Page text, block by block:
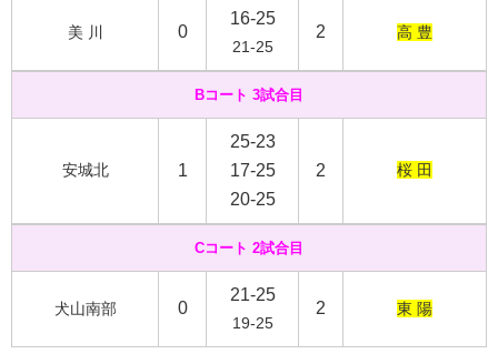
美 川 0
16-25
21-25
2 高 豊
Bコート 3試合目
安城北 1
25-23
17-25
20-25
2 桜 田
Cコート 2試合目
犬山南部 0
21-25
19-25
2 東 陽